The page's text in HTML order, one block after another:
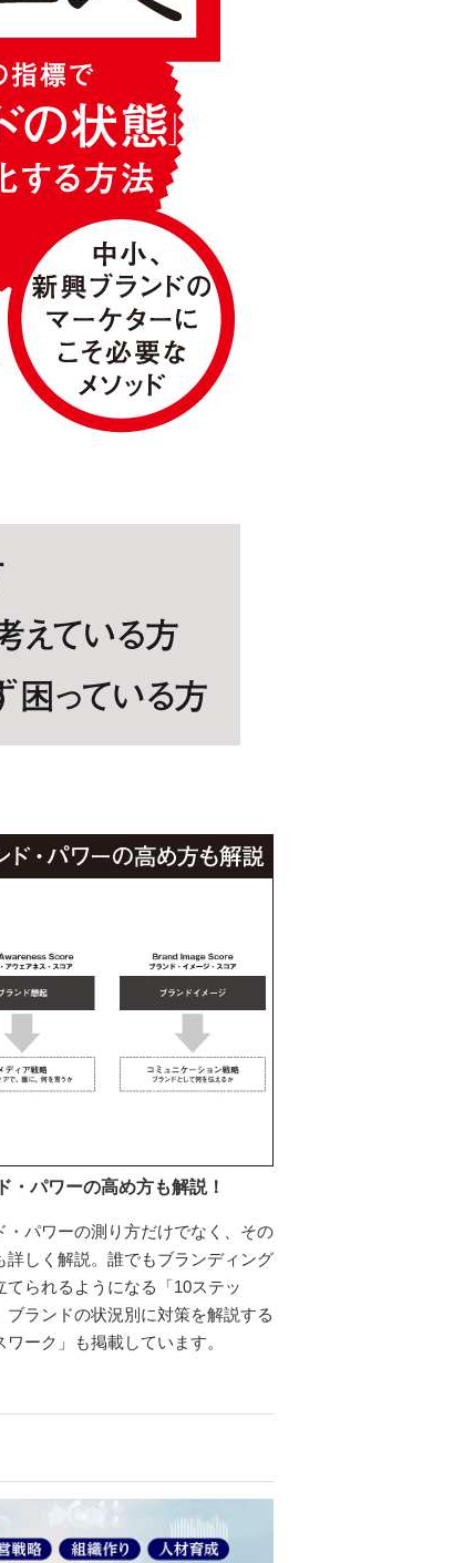
・パワーの高め方も解説！
・パワーの測り方だけでなく、その
詳しく解説。誰でもブランディング
てられるようになる「10ステッ
ブランドの状況別に対策を解説する
ワーク」も掲載しています。